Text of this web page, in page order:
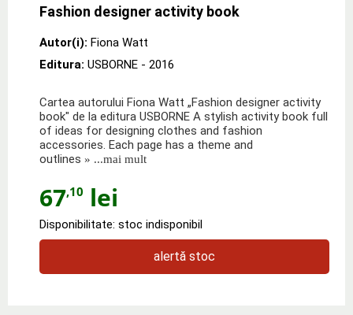
Fashion designer activity book
Autor(i): Fiona Watt
Editura: USBORNE - 2016
Cartea autorului Fiona Watt „Fashion designer activity
book" de la editura USBORNE A stylish activity book full
of ideas for designing clothes and fashion
accessories. Each page has a theme and
outlines » ...mai mult
67,10 lei
Disponibilitate: stoc indisponibil
alertă stoc